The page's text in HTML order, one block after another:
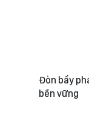
Đòn bẩy
bền vững